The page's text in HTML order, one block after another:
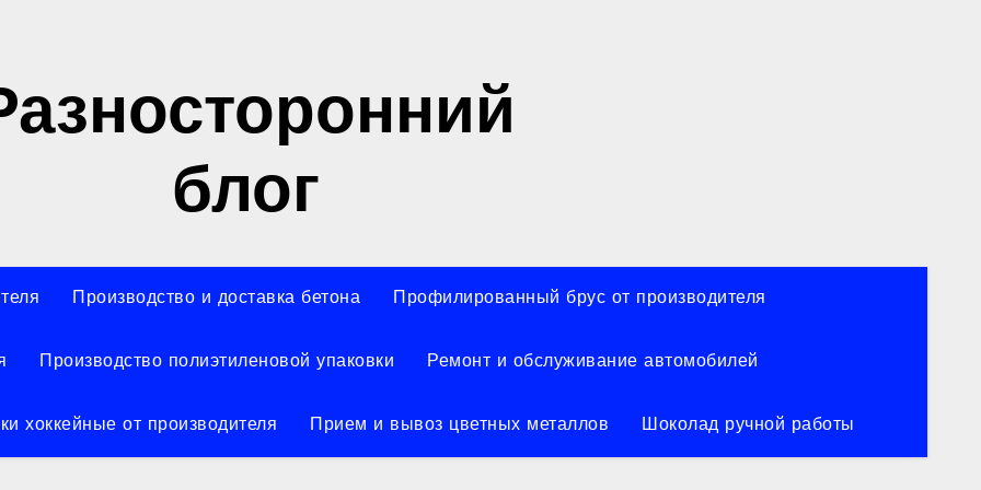
блог
Производство и доставка бетона Профилированный брус от производителя
Производство полиэтиленовой упаковки Ремонт и обслуживание автомобилей
хоккейные от производителя Прием и вывоз цветных металлов Шоколад ручной работы